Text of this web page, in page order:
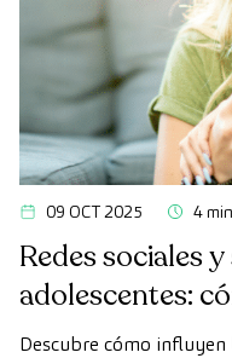
09 OCT 2025 4 min
Redes sociales
adolescentes:
acompañar
Descubre cómo influyen